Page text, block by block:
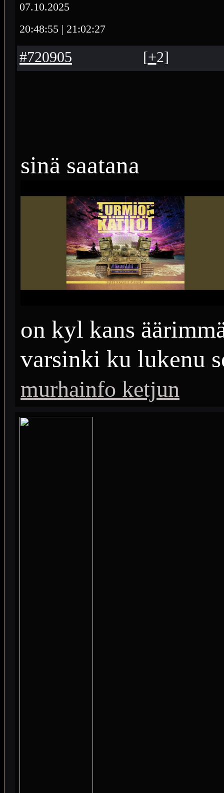
07.10.2025
20:48:55 | 21:02:27
#720905 [+2]
sinä saatana
on kyl kans
varsinki ku lukenu
murhainfo ketjun